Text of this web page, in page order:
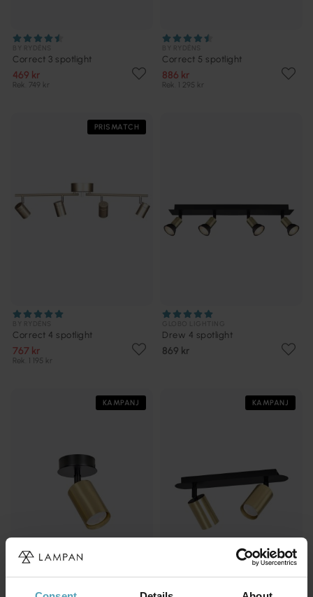
Correct 3 spotlight
469 kr
Rek. 749 kr
Correct 5 spotlight
886 kr
Rek. 1 295 kr
PRISMATCH
Correct 4 spotlight
767 kr
Rek. 1 195 kr
Drew 4 spotlight
869 kr
KAMPANJ KAMPANJ